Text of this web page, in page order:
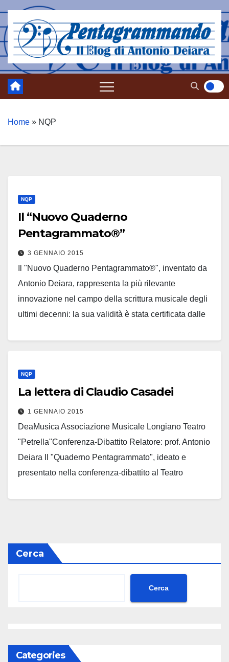
contenuto
Home » NQP
NQP
Il “Nuovo Quaderno
Pentagrammato®”
3 GENNAIO 2015
Il "Nuovo Quaderno Pentagrammato®", inventato da
Antonio Deiara, rappresenta la più rilevante
innovazione nel campo della scrittura musicale degli
ultimi decenni: la sua validità è stata certificata dalle
NQP
La lettera di Claudio Casadei
1 GENNAIO 2015
DeaMusica Associazione Musicale Longiano Teatro
"Petrella"Conferenza-Dibattito Relatore: prof. Antonio
Deiara Il "Quaderno Pentagrammato", ideato e
presentato nella conferenza-dibattito al Teatro
Cerca
Cerca
Categories